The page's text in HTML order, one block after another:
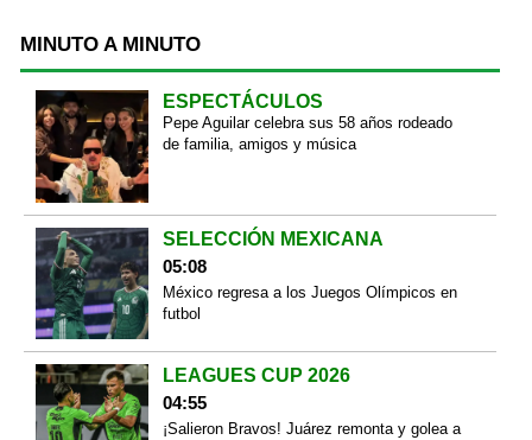
MINUTO A MINUTO
ESPECTÁCULOS
Pepe Aguilar celebra sus 58 años rodeado
de familia, amigos y música
SELECCIÓN MEXICANA
05:08
México regresa a los Juegos Olímpicos en
futbol
LEAGUES CUP 2026
04:55
¡Salieron Bravos! Juárez remonta y golea a